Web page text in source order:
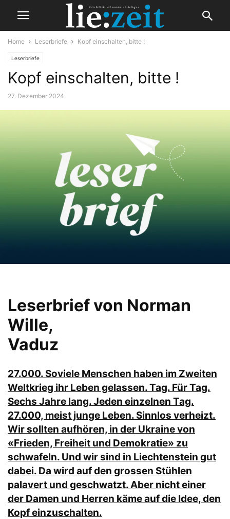
Home Leserbriefe Kopf einschalten, bitte !
Leserbriefe
Kopf einschalten, bitte !
27. Dezember 2024
Leserbrief von Norman
Wille,
Vaduz
27.000. Soviele Menschen haben im Zweiten
Weltkrieg ihr Leben gelassen. Tag. Für Tag.
Sechs Jahre lang. Jeden einzelnen Tag.
27.000, meist junge Leben. Sinnlos verheizt.
Wir sollten aufhören, in der Ukraine von
«Frieden, Freiheit und Demokratie» zu
schwafeln. Und wir sind in Liechtenstein gut
dabei. Da wird auf den grossen Stühlen
palavert und geschwatzt. Aber nicht einer
der Damen und Herren käme auf die Idee, den
Kopf einzuschalten.